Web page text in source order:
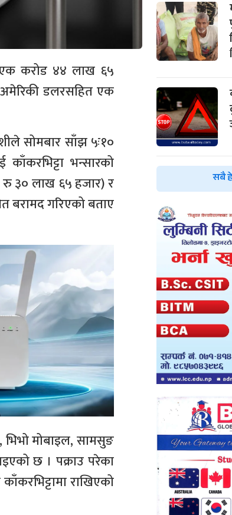
एक करोड ४४ लाख ६५
डलरसहित एक
सोमबार साँझ ५ः१०
भन्सारको
रु ३० लाख ६५ हजार) र
बरामद गरिएको बताए
भिभो मोबाइल, सामसुङ
छ । पक्राउ परेका
राखिएको
सबै